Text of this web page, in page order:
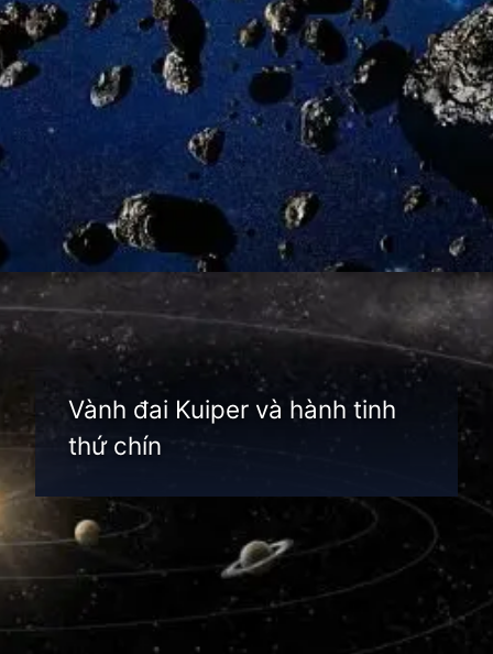
Đang mở https://thienvanhoc.edu.vn/vanh-dai-kuiper
Vành đai Kuiper và hành tinh
thứ chín